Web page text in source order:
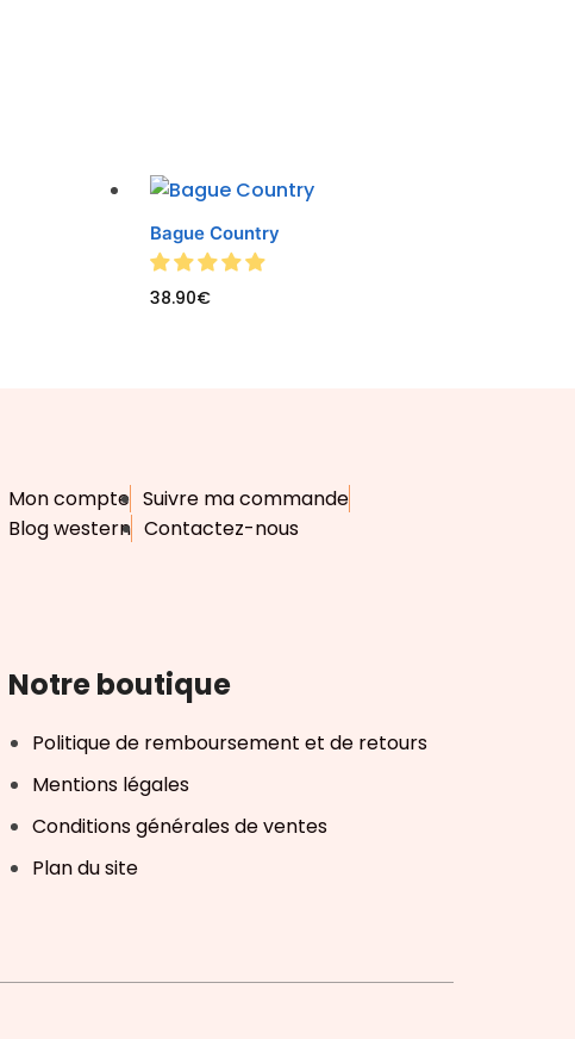
Bague Country
38.90€
Mon compte Suivre ma commande
Blog western Contactez-nous
Notre boutique
Politique de remboursement et de retours
Mentions légales
Conditions générales de ventes
Plan du site